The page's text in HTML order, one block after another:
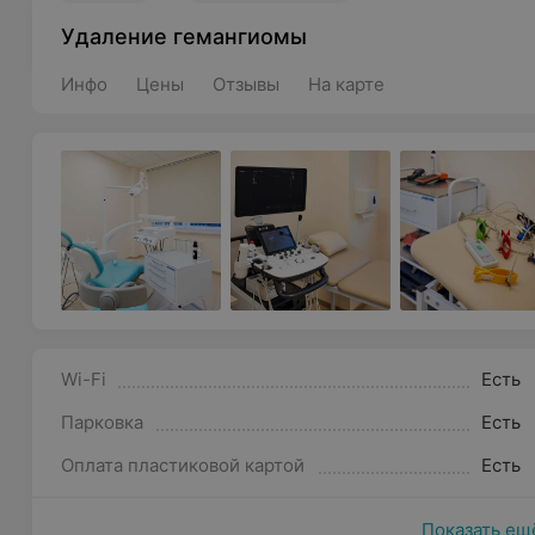
Удаление гемангиомы
Инфо Цены Отзывы На карте
Wi-Fi
Есть
Парковка
Есть
Оплата пластиковой картой
Есть
Показать